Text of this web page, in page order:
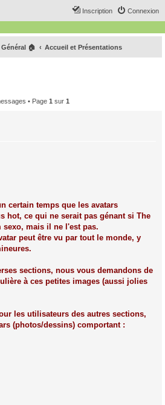
Connexion
Inscription
🏠 Accueil et Présentations
• Page 1 sur 1
certain temps que les avatars
hot, ce qui ne serait pas génant si The
mais il ne l'est pas.
peut être vu par tout le monde, y
sections, nous vous demandons de
à ces petites images (aussi jolies
les utilisateurs des autres sections,
(photos/dessins) comportant :